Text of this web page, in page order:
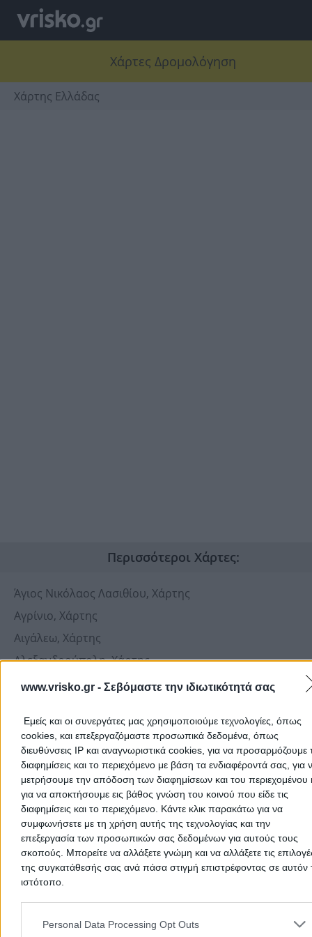
www.vrisko.gr - Σεβόμαστε την ιδιωτικότητά σας
Εμείς και οι συνεργάτες μας χρησιμοποιούμε τεχνολογίες, όπως
cookies, και επεξεργαζόμαστε προσωπικά δεδομένα, όπως
διευθύνσεις IP και αναγνωριστικά cookies, για να προσαρμόζουμε
διαφημίσεις και το περιεχόμενο με βάση τα ενδιαφέροντά σας, για
μετρήσουμε την απόδοση των διαφημίσεων και του περιεχομένου
για να αποκτήσουμε εις βάθος γνώση του κοινού που είδε τις
διαφημίσεις και το περιεχόμενο. Κάντε κλικ παρακάτω για να
συμφωνήσετε με τη χρήση αυτής της τεχνολογίας και την
επεξεργασία των προσωπικών σας δεδομένων για αυτούς τους
σκοπούς. Μπορείτε να αλλάξετε γνώμη και να αλλάξετε τις
της συγκατάθεσής σας ανά πάσα στιγμή επιστρέφοντας σε αυτόν
ιστότοπο.
Please note that this website/app uses one or more Google
and may gather and store information including but not limited to
Personal Data Processing Opt Outs
Χάρτες Δρομολόγηση
Χάρτης Ελλάδας
Περισσότεροι Χάρτες:
Άγιος Νικόλαος Λασιθίου, Χάρτης
Αγρίνιο, Χάρτης
Αιγάλεω, Χάρτης
Αλεξανδρούπολη, Χάρτης
Άμφισσα, Χάρτης
Άρτα, Χάρτης
Βέροια, Χάρτης
Βόλος, Χάρτης
Γλυφάδα, Χάρτης
Γρεβενά, Χάρτης
Δράμα, Χάρτης
Έδεσσα, Χάρτης
Ερμούπολη, Χάρτης
Ζάκυνθος, Χάρτης
Ηγουμενίτσα, Χάρτης
Μέσα από τηνυπηρεσία χαρτώντου vrisko.gr έχεις
εύκολη και γρήγορη πρόσβαση σε πληροφορίες
• Να εντοπίσεις σημεία ενδιαφέροντος (π.χ.